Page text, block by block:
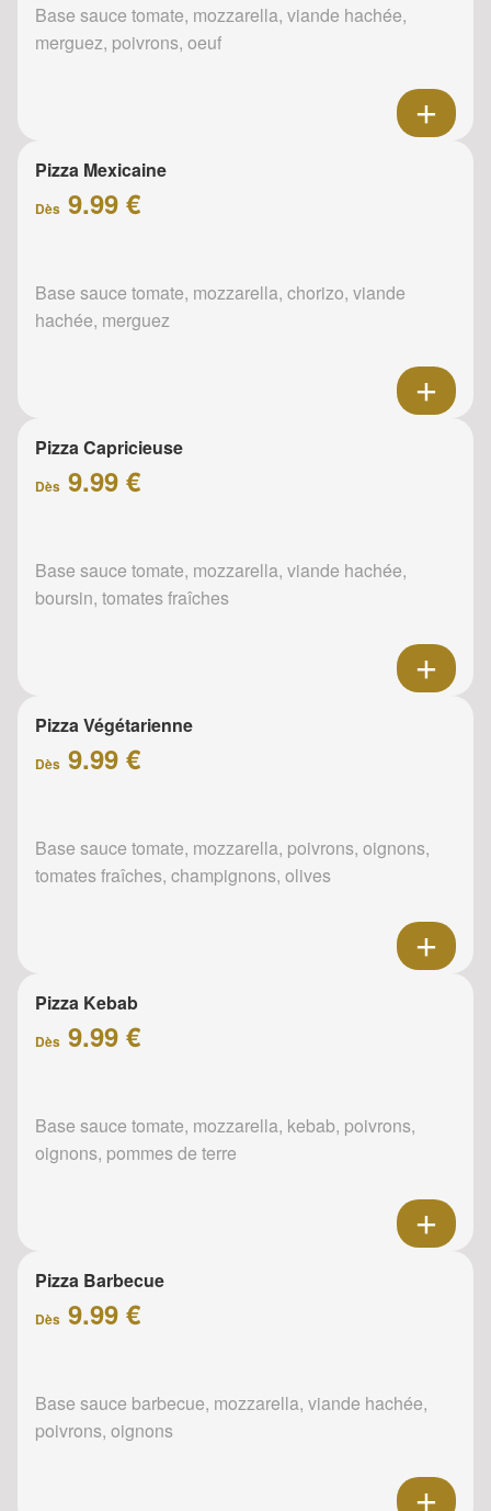
Base sauce tomate, mozzarella, viande hachée,
merguez, poivrons, oeuf
Pizza Mexicaine
Dès 9.99 €
Base sauce tomate, mozzarella, chorizo, viande
hachée, merguez
Pizza Capricieuse
Dès 9.99 €
Base sauce tomate, mozzarella, viande hachée,
boursin, tomates fraîches
Pizza Végétarienne
Dès 9.99 €
Base sauce tomate, mozzarella, poivrons, oignons,
tomates fraîches, champignons, olives
Pizza Kebab
Dès 9.99 €
Base sauce tomate, mozzarella, kebab, poivrons,
oignons, pommes de terre
Pizza Barbecue
Dès 9.99 €
Base sauce barbecue, mozzarella, viande hachée,
poivrons, oignons